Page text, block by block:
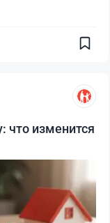
что изменится